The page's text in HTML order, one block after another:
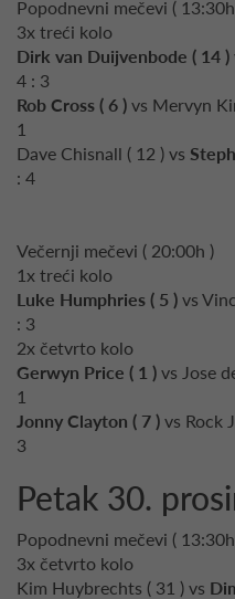
Popodnevni mečevi (
3x treći kolo
Dirk van Duijvenbode ( 14 )
4 : 3
Rob Cross ( 6 ) vs
1
Dave Chisnall ( 12 ) vs
: 4
Večernji mečevi ( 20:00h )
1x treći kolo
Luke Humphries ( 5 ) vs
: 3
2x četvrto kolo
Gerwyn Price ( 1 ) vs
1
Jonny Clayton ( 7 ) vs Rock J
3
Petak 30.
Popodnevni mečevi (
3x četvrto kolo
Kim Huybrechts ( 31 ) vs